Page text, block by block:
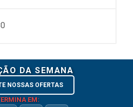
DA SEMANA
NOSSAS OFERTAS
EM: